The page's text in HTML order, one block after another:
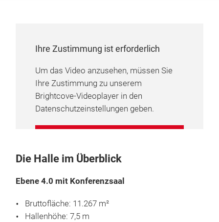
Ihre Zustimmung ist erforderlich
Um das Video anzusehen, müssen Sie
Ihre Zustimmung zu unserem
Brightcove-Videoplayer in den
Datenschutzeinstellungen geben.
Die Halle im Überblick
Ebene 4.0 mit Konferenzsaal
Bruttofläche: 11.267 m²
Hallenhöhe: 7,5 m